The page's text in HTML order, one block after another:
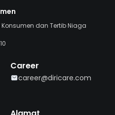
dan Tertib Niaga
Career
career@diricare.com